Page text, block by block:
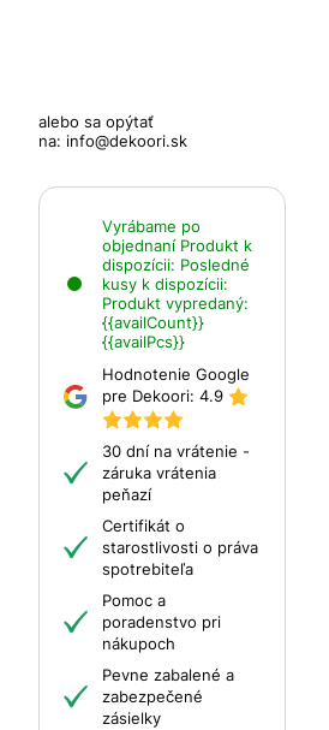
alebo sa opýtať
na: info@dekoori.sk
Vyrábame po
objednaní Produkt k
dispozícii: Posledné
kusy k dispozícii:
Produkt vypredaný:
{{availCount}}
{{availPcs}}
Hodnotenie Google
pre Dekoori: 4.9
30 dní na vrátenie -
záruka vrátenia
peňazí
Certifikát o
starostlivosti o práva
spotrebiteľa
Pomoc a
poradenstvo pri
nákupoch
Pevne zabalené a
zabezpečené
zásielky